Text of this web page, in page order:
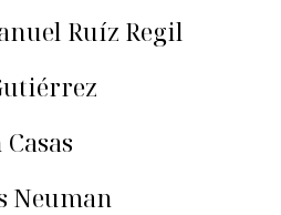
Ruíz Regil
Neuman